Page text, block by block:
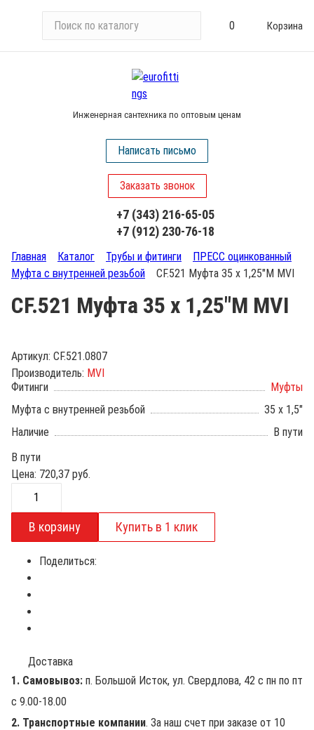
и
у
0 Корзина
Инженерная сантехника по оптовым ценам
Написать письмо
Заказать звонок
+7 (343) 216-65-05
+7 (912) 230-76-18
Главная Каталог Трубы и фитинги
ПРЕСС оцинкованный
Муфта с внутренней резьбой
CF.521 Муфта 35 х 1,25"М MVI
CF.521 Муфта 35 х 1,25"М MVI
Артикул: CF.521.0807
Производитель: MVI
Фитинги
Муфты
Муфта с внутренней резьбой
35 х 1,5"
Наличие
В пути
В пути
Цена: 720,37 руб.
Поделиться:
Доставка
1. Самовывоз: п. Большой Исток, ул. Свердлова, 42 с пн по пт
с 9.00-18.00
2. Транспортные компании. За наш счет при заказе от 10